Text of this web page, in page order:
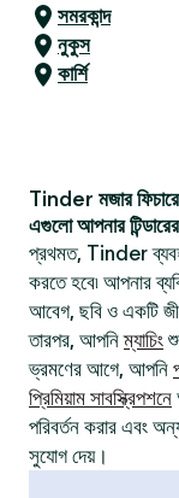
সমরকান্দ
নুকুস
কার্শি
Tinder মজার ফিচারে
এগুলো আপনার
প্রথমত, Tinder
করতে হবে৷ আপনার
আবেগ, ছবি ও একটি
তারপর, আপনিম্যাচিং
ভ্রমণের আগে, আপনি
প্রিমিয়াম সাবস্ক্রিপশনে
পরিবর্তন করার এবং
সুযোগ দেয়।